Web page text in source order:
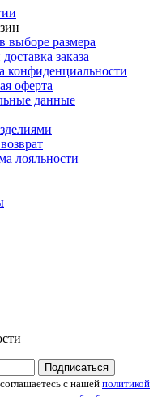
выборе размера
заказа
конфиденциальности
оферта
данные
лояльности
с нашей политикой